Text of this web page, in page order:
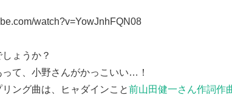
watch?v=YowJnhFQN08
ょうか？
て、小野さんがかっこいい…！
ング曲は、ヒャダインこと前山田健一さん作詞作